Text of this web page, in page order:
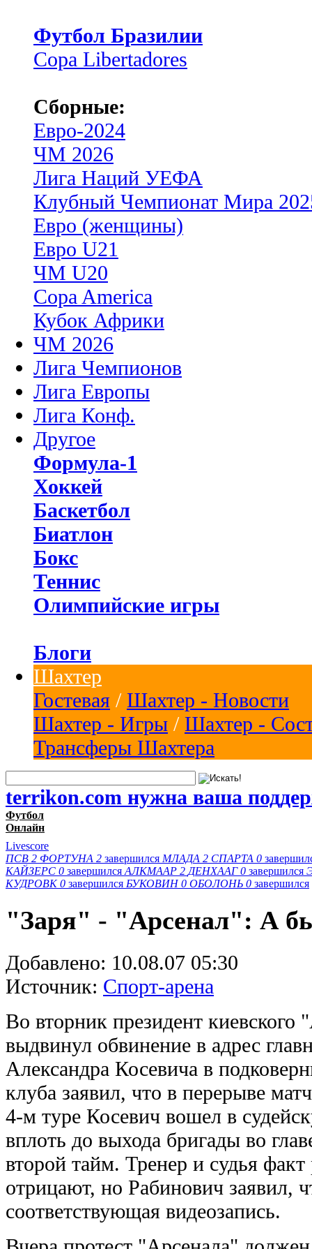
Футбол Бразилии
Copa Libertadores
Сборные:
Евро-2024
ЧМ 2026
Лига Наций УЕФА
Клубный Чемпионат Мира
Евро (женщины)
Евро U21
ЧМ U20
Copa America
Кубок Африки
ЧМ 2026
Лига Чемпионов
Лига Европы
Лига Конф.
Другое
Формула-1
Хоккей
Баскетбол
Биатлон
Бокс
Теннис
Олимпийские игры
Блоги
Шахтер
Гостевая / Шахтер - Новости
Шахтер - Игры / Шахтер -
Трансферы Шахтера
terrikon.com нужна ваша
Футбол
Онлайн
Livescore
ПСВ 2 ФОРТУНА 2 завершился МЛАДА 2 СПАРТА 0
КАЙЗЕРС 0 завершился АЛКМААР 2 ДЕНХААГ 0 завершился
КУДРОВК 0 завершился БУКОВИН 0 ОБОЛОНЬ 0 завершился
"Заря" - "Арсенал": А
Добавлено: 10.08.07 05:30
Источник: Спорт-арена
Во вторник президент
выдвинул обвинение в адрес
Александра Косевича в
клуба заявил, что в перерыве
4-м туре Косевич вошел в
вплоть до выхода бригады во
второй тайм. Тренер и судья
отрицают, но Рабинович заявил,
соответствующая видеозапись.